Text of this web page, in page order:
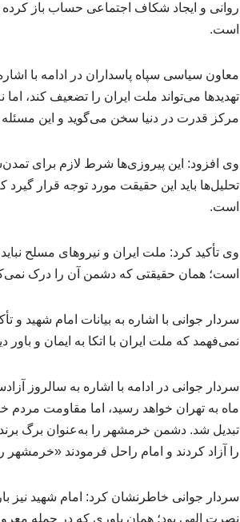
روانی و ایجاد شکاف اجتماعی حساب باز
است.
معاون سیاسی سپاه پاسداران در ادامه با
تهدیدها می‌تواند ملت ایران را تضعیف کند،
مرکز قدرت در دنیا سخن می‌گوید و این مسئله
وی افزود: این پیروزی‌ها شرط لازم برای
تحلیل‌ها باید این حقیقت مورد توجه قرار
است.
وی تأکید کرد: ملت ایران و نیروهای مسلح
است؛ همان حقیقتی که دشمن آن را درک
سردار جوانی با اشاره به بیانات امام شهید و
نمی‌فهمد که ملت ایران با اتکا به ایمان و
سردار جوانی در ادامه با اشاره به
ماه به تهران خواهد رسید، اما مقاومت مردم
تبدیل شد. دشمن خرمشهر را به‌عنوان برگ
را آزاد کردند و امام راحل فرمودند «خرمشهر
سردار جوانی خاطرنشان کرد: امام شهید نیز
نصرت الهی بود؛ همان باوری که در جمله